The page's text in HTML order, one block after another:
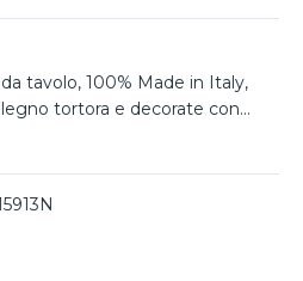
tavolo, 100% Made in Italy,
tortora e decorate con
Disponibili anche in dimensioni
speciali. Queste cornici
scelta perfetta per celebrare
la camera da letto o il